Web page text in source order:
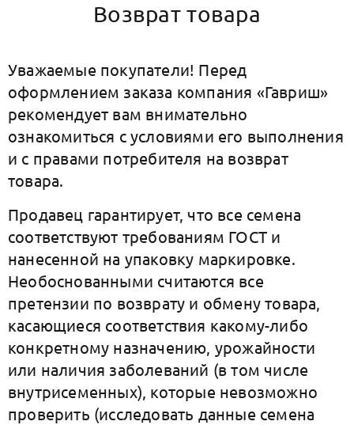
Возврат товара
Уважаемые покупатели! Перед
оформлением заказа компания «Гавриш»
рекомендует вам внимательно
ознакомиться с условиями его выполнения
и с правами потребителя на возврат
товара.
Продавец гарантирует, что все семена
соответствуют требованиям ГОСТ и
нанесенной на упаковку маркировке.
Необоснованными считаются все
претензии по возврату и обмену товара,
касающиеся соответствия какому-либо
конкретному назначению, урожайности
или наличия заболеваний (в том числе
внутрисеменных), которые невозможно
проверить (исследовать данные семена